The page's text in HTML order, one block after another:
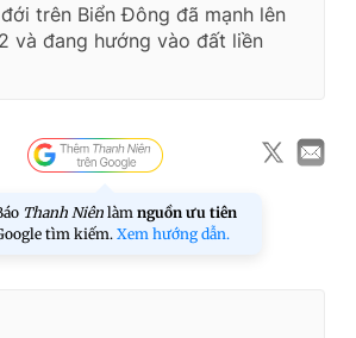
trên Biển Đông đã mạnh lên
và đang hướng vào đất liền
Thanh Niên làm nguồn ưu tiên
tìm kiếm. Xem hướng dẫn.